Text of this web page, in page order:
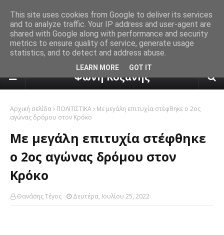
πρόγνωση καιρού από το
Φωνή Κοζάνης
Αρχική σελίδα ΠΟΛΙΤΙΣΤΙΚΑ
Με μεγάλη επιτυχία στέφθηκε ο 2ος
αγώνας δρόμου στον Κρόκο
Με μεγάλη επιτυχία στέφθηκε
ο 2ος αγώνας δρόμου στον
Κρόκο
Θανάσης Τέγος Δευτέρα, Ιουλίου 25, 2022
This site uses cookies from Google to deliver its services
and to analyze traffic. Your IP address and user-agent are
shared with Google along with performance and security
metrics to ensure quality of service, generate usage
statistics, and to detect and address abuse.
LEARN MORE GOT IT